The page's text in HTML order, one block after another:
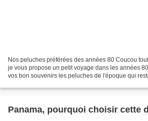
Nos peluches préférées des années 80 Coucou tout le monde !! Aujourd'hui
je vous propose un petit voyage dans les années
vos bon souvenirs les peluches de l'époque qui
Panama, pourquoi choisir cette